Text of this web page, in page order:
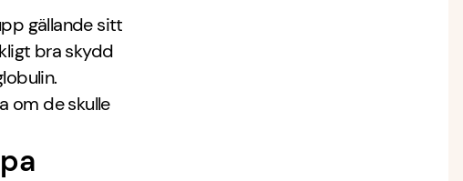
gällande sitt
bra skydd
om de skulle